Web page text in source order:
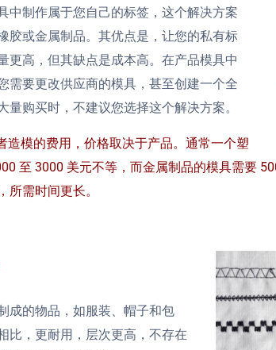
中制作属于您自己的标签，这个解决方案
胶或金属制品。其优点是，让您的私有标
更高，但其缺点是成本高。在产品模具中
需要更改供应商的模具，甚至创建一个全
量购买时，不建议您选择这个解决方案。
造模的费用，价格取决于产品。通常一个塑
至 3000 美元不等，而金属制品的模具需要
所需时间更长。
成的物品，如服装、帽子和包
比，更耐用，层次更高，不存在